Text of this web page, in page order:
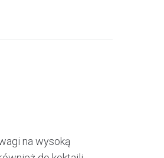
na wysoką